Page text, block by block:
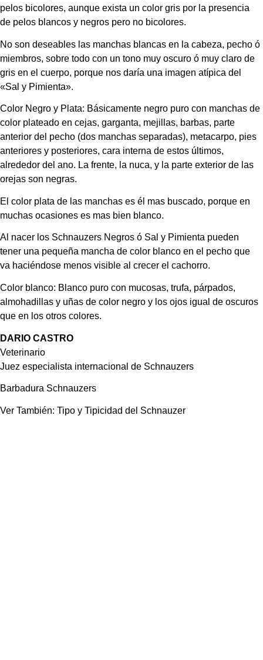
pelos bicolores, aunque exista un color gris por la presencia
de pelos blancos y negros pero no bicolores.
No son deseables las manchas blancas en la cabeza, pecho ó
miembros, sobre todo con un tono muy oscuro ó muy claro de
gris en el cuerpo, porque nos daría una imagen atípica del
«Sal y Pimienta».
Color Negro y Plata: Básicamente negro puro con manchas de
color plateado en cejas, garganta, mejillas, barbas, parte
anterior del pecho (dos manchas separadas), metacarpo, pies
anteriores y posteriores, cara interna de estos últimos,
alrededor del ano. La frente, la nuca, y la parte exterior de las
orejas son negras.
El color plata de las manchas es él mas buscado, porque en
muchas ocasiones es mas bien blanco.
Al nacer los Schnauzers Negros ó Sal y Pimienta pueden
tener una pequeña mancha de color blanco en el pecho que
va haciéndose menos visible al crecer el cachorro.
Color blanco: Blanco puro con mucosas, trufa, párpados,
almohadillas y uñas de color negro y los ojos igual de oscuros
que en los otros colores.
DARIO CASTRO
Veterinario
Juez especialista internacional de Schnauzers
Barbadura Schnauzers
Ver También: Tipo y Tipicidad del Schnauzer